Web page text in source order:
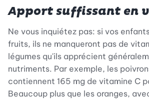
Apport suffissant en
Ne vous inquiétez pas: si vos
fruits, ils ne manqueront pas de
légumes qu'ils apprécient
nutriments. Par exemple, les
contiennent 165 mg de vitamine C
Beaucoup plus que les oranges,